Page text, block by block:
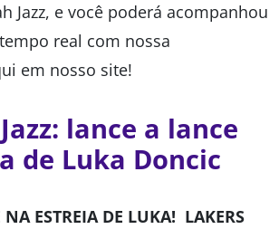
Jazz, e você poderá acompanhou
real com nossa
em nosso site!
lance a lance
de Luka Doncic
NA ESTREIA DE LUKA! LAKERS